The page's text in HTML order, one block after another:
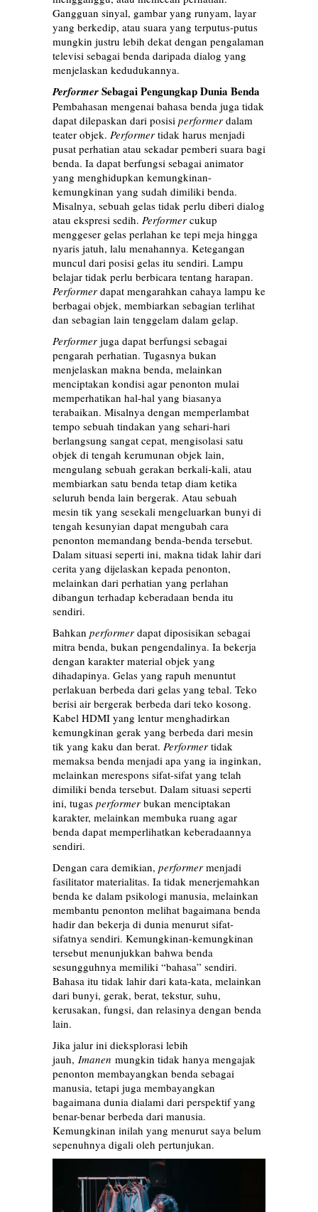
Gangguan sinyal, gambar yang runyam, layar
yang berkedip, atau suara yang terputus-putus
mungkin justru lebih dekat dengan pengalaman
televisi sebagai benda daripada dialog yang
menjelaskan kedudukannya.
PerformerSebagai Pengungkap Dunia Benda
Pembahasan mengenai bahasa benda juga tidak
dapat dilepaskan dari posisi performer dalam
teater objek. Performer tidak harus menjadi
pusat perhatian atau sekadar pemberi suara bagi
benda. Ia dapat berfungsi sebagai animator
yang menghidupkan kemungkinan-
kemungkinan yang sudah dimiliki benda.
Misalnya, sebuah gelas tidak perlu diberi dialog
atau ekspresi sedih. Performer cukup
menggeser gelas perlahan ke tepi meja hingga
nyaris jatuh, lalu menahannya. Ketegangan
muncul dari posisi gelas itu sendiri. Lampu
belajar tidak perlu berbicara tentang harapan.
Performer dapat mengarahkan cahaya lampu ke
berbagai objek, membiarkan sebagian terlihat
dan sebagian lain tenggelam dalam gelap.
Performer juga dapat berfungsi sebagai
pengarah perhatian. Tugasnya bukan
menjelaskan makna benda, melainkan
menciptakan kondisi agar penonton mulai
memperhatikan hal-hal yang biasanya
terabaikan. Misalnya dengan memperlambat
tempo sebuah tindakan yang sehari-hari
berlangsung sangat cepat, mengisolasi satu
objek di tengah kerumunan objek lain,
mengulang sebuah gerakan berkali-kali, atau
membiarkan satu benda tetap diam ketika
seluruh benda lain bergerak. Atau sebuah
mesin tik yang sesekali mengeluarkan bunyi di
tengah kesunyian dapat mengubah cara
penonton memandang benda-benda tersebut.
Dalam situasi seperti ini, makna tidak lahir dari
cerita yang dijelaskan kepada penonton,
melainkan dari perhatian yang perlahan
dibangun terhadap keberadaan benda itu
sendiri.
Bahkan performer dapat diposisikan sebagai
mitra benda, bukan pengendalinya. Ia bekerja
dengan karakter material objek yang
dihadapinya. Gelas yang rapuh menuntut
perlakuan berbeda dari gelas yang tebal. Teko
berisi air bergerak berbeda dari teko kosong.
Kabel HDMI yang lentur menghadirkan
kemungkinan gerak yang berbeda dari mesin
tik yang kaku dan berat. Performer tidak
memaksa benda menjadi apa yang ia inginkan,
melainkan merespons sifat-sifat yang telah
dimiliki benda tersebut. Dalam situasi seperti
ini, tugas performer bukan menciptakan
karakter, melainkan membuka ruang agar
benda dapat memperlihatkan keberadaannya
sendiri.
Dengan cara demikian, performer menjadi
fasilitator materialitas. Ia tidak menerjemahkan
benda ke dalam psikologi manusia, melainkan
membantu penonton melihat bagaimana benda
hadir dan bekerja di dunia menurut sifat-
sifatnya sendiri. Kemungkinan-kemungkinan
tersebut menunjukkan bahwa benda
sesungguhnya memiliki “bahasa” sendiri.
Bahasa itu tidak lahir dari kata-kata, melainkan
dari bunyi, gerak, berat, tekstur, suhu,
kerusakan, fungsi, dan relasinya dengan benda
lain.
Jika jalur ini dieksplorasi lebih
jauh, Imanen mungkin tidak hanya mengajak
penonton membayangkan benda sebagai
manusia, tetapi juga membayangkan
bagaimana dunia dialami dari perspektif yang
benar-benar berbeda dari manusia.
Kemungkinan inilah yang menurut saya belum
sepenuhnya digali oleh pertunjukan.